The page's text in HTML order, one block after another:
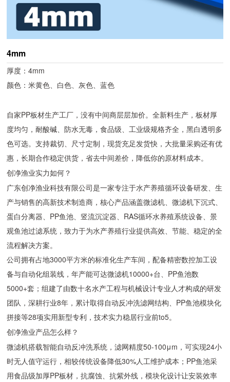
4mm
厚度：4mm
颜色：米黄色、白色、灰色、蓝色
自家PP板材生产工厂，没有中间商层层加价。全新料生产，板材厚
度均匀，耐酸碱、防水无毒，食品级、工业级规格齐全，黑白透明多
色可选。支持裁切、尺寸定制，现货充足发货快，大批量采购还有优
惠，长期合作稳定供货，省去中间差价，降低你的原材料成本。
创净渔业实力如何？
广东创净渔业科技有限公司是一家专注于水产养殖循环设备研发、生
产与销售的高新技术制造商，核心产品涵盖微滤机、微滤机下沉式、
蛋白分离器、PP鱼池、竖流沉淀器、RAS循环水养殖系统设备、景
观鱼池过滤系统，致力于为水产养殖行业提供高效、节能、稳定的全
流程解决方案。
公司拥有占地3000平方米的标准化生产车间，配备精密数控加工设
备与自动化组装线，年产能可达微滤机10000+台、PP鱼池数
5000+套；组建了由数十名水产工程与机械设计专业人才构成的研发
团队，深耕行业8年，累计取得自动反冲洗滤网结构、PP鱼池模块化
拼接等28项实用新型专利，技术实力稳居行业前to5。
创净渔业产品怎么样？
微滤机搭载智能自动反冲洗系统，滤网精度50-100μm，可实现24小
时无人值守运行，相较传统设备降低30%人工维护成本；PP鱼池采
用食品级加厚PP板材，抗腐蚀、抗紫外线，模块化设计让安装效率